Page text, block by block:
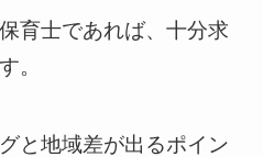
育士であれば、十分求
。
と地域差が出るポイン